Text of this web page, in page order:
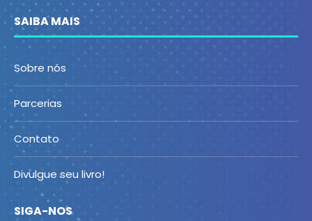
SAIBA MAIS
Sobre nós
Parcerias
Contato
Divulgue seu livro!
SIGA-NOS